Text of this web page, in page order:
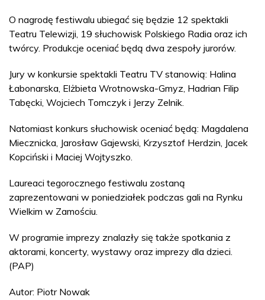
O nagrodę festiwalu ubiegać się będzie 12 spektakli
Teatru Telewizji, 19 słuchowisk Polskiego Radia oraz ich
twórcy. Produkcje oceniać będą dwa zespoły jurorów.
Jury w konkursie spektakli Teatru TV stanowią: Halina
Łabonarska, Elżbieta Wrotnowska-Gmyz, Hadrian Filip
Tabęcki, Wojciech Tomczyk i Jerzy Zelnik.
Natomiast konkurs słuchowisk oceniać będą: Magdalena
Miecznicka, Jarosław Gajewski, Krzysztof Herdzin, Jacek
Kopciński i Maciej Wojtyszko.
Laureaci tegorocznego festiwalu zostaną
zaprezentowani w poniedziałek podczas gali na Rynku
Wielkim w Zamościu.
W programie imprezy znalazły się także spotkania z
aktorami, koncerty, wystawy oraz imprezy dla dzieci.
(PAP)
Autor: Piotr Nowak